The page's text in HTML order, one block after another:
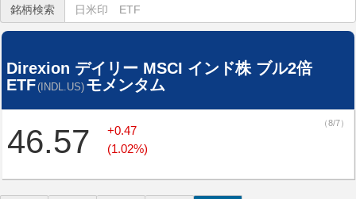
銘柄検索
Direxion デイリー MSCI インド株 ブル2倍
ETF(INDL.US) モメンタム
（8/7）
46.57
+0.47
(1.02%)